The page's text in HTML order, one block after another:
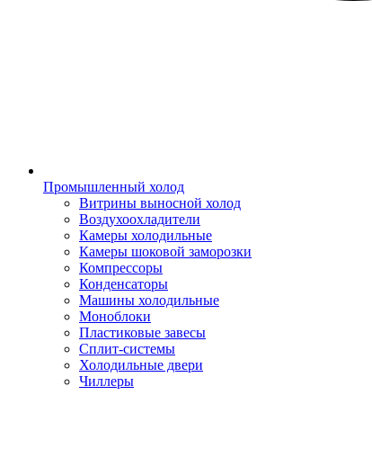
Промышленный холод
Витрины выносной холод
Воздухоохладители
Камеры холодильные
Камеры шоковой заморозки
Компрессоры
Конденсаторы
Машины холодильные
Моноблоки
Пластиковые завесы
Сплит-системы
Холодильные двери
Чиллеры